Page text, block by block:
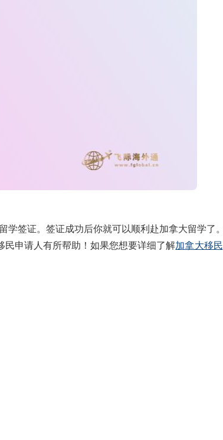
签证。签证成功后你就可以顺利赴加拿大留学了。
民申请人有所帮助！如果您想要详细了解加拿大移民